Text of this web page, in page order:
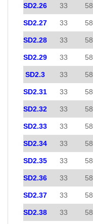
SD2.26 33 58
SD2.27 33 58
SD2.28 33 58
SD2.29 33 58
SD2.3 33 58
SD2.31 33 58
SD2.32 33 58
SD2.33 33 58
SD2.34 33 58
SD2.35 33 58
SD2.36 33 58
SD2.37 33 58
SD2.38 33 58